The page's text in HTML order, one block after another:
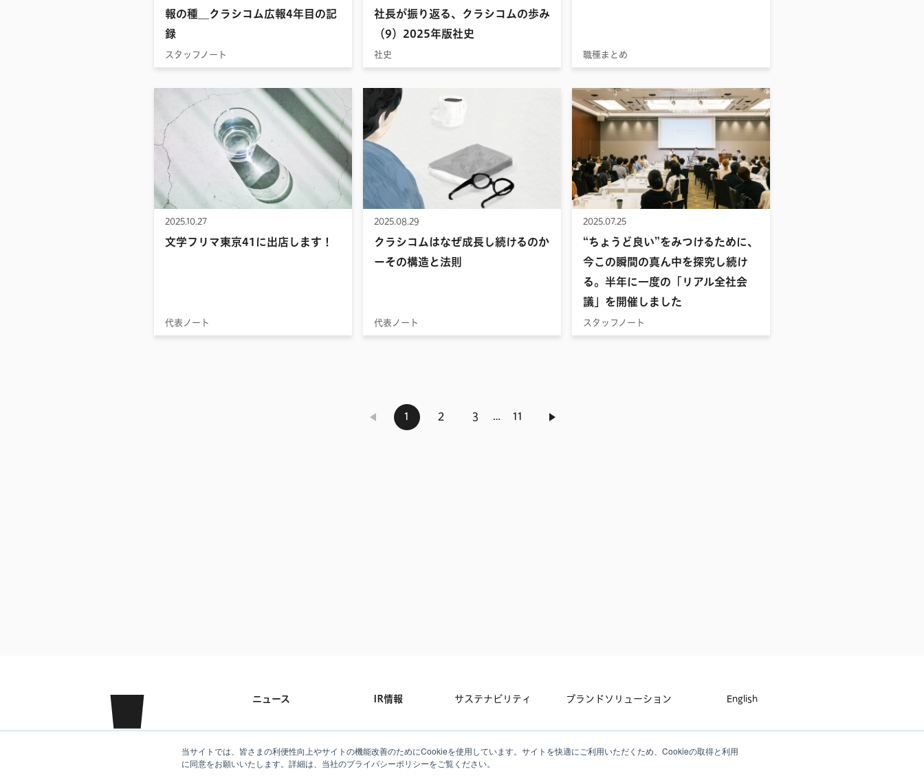
当サイトでは、皆さまの利便性向上やサイトの機能改善のためにCookieを使用しています。サイトを快適にご利用いただくため、Cookieの取得と利用
に同意をお願いいたします。詳細は、当社のプライバシーポリシーをご覧ください。
報の種__クラシコム広報4年目の記
録
スタッフノート
社長が振り返る、クラシコムの歩み
（9）2025年版社史
社史 職種まとめ
2025.10.27
文学フリマ東京41に出店します！
代表ノート
2025.08.29
クラシコムはなぜ成長し続けるのか
ーその構造と法則
代表ノート
2025.07.25
“ちょうど良い”をみつけるために、
今この瞬間の真ん中を探究し続け
る。半年に一度の「リアル全社会
議」を開催しました
スタッフノート
1 2 3 … 11
ニュース IR情報 サステナビリティ ブランドソリューション English